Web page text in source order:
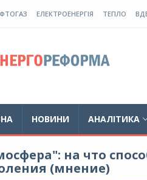
ЕЛЕКТРОЕНЕРГІЯ ТЕПЛО
НОВИНИ АНАЛІТИКА
на что
(мнение)